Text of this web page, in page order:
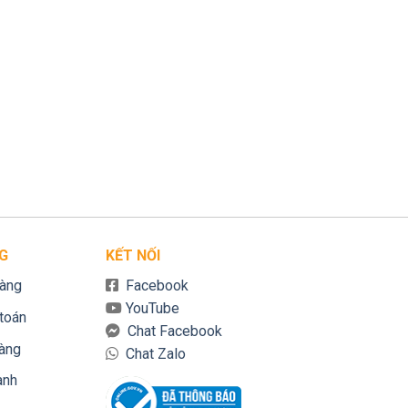
KẾT NỐI
Facebook
YouTube
Chat Facebook
Chat Zalo